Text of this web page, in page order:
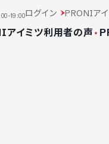
19:00ログイン PRONIア
アイミツ利用者の声・